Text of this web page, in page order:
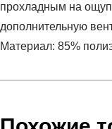
прохладным на
дополнительную
Материал: 85%
Артикул:HS4728
Пол:женский
Условия оплаты